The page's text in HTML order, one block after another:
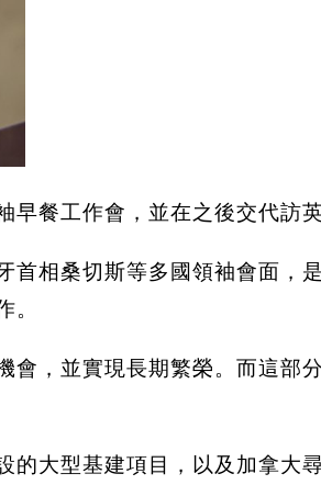
餐工作會，並在之後交代訪英
相桑切斯等多國領袖會面，
。
，並實現長期繁榮。而這部
大型基建項目，以及加拿大